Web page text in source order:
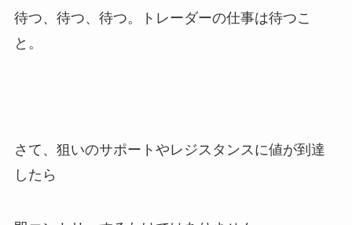
待つ、待つ、待つ。トレーダーの仕事は待つこ
と。
さて、狙いのサポートやレジスタンスに値が到達
したら